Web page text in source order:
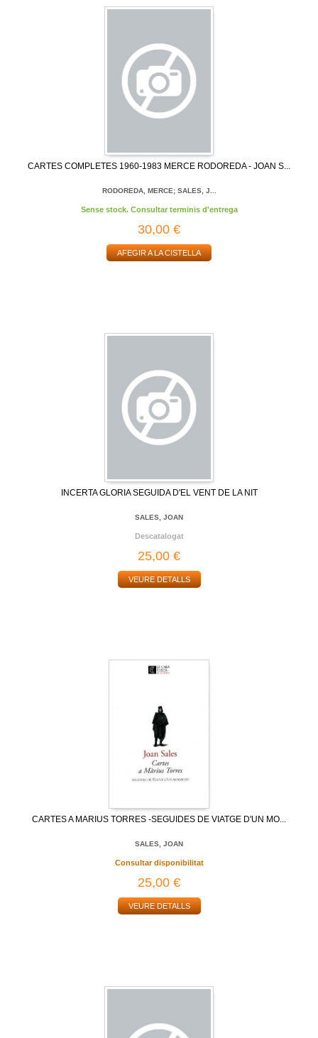
CARTES COMPLETES 1960-1983 MERCE RODOREDA - JOAN S...
RODOREDA, MERCE; SALES, J...
Sense stock. Consultar terminis d'entrega
30,00 €
AFEGIR A LA CISTELLA
INCERTA GLORIA SEGUIDA D'EL VENT DE LA NIT
SALES, JOAN
Descatalogat
25,00 €
VEURE DETALLS
CARTES A MARIUS TORRES -SEGUIDES DE VIATGE D'UN MO...
SALES, JOAN
Consultar disponibilitat
25,00 €
VEURE DETALLS